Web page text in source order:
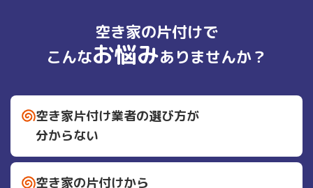
空き家の片付けで
こんなお悩みありませんか？
空き家片付け業者の選び方が
分からない
空き家の片付けから